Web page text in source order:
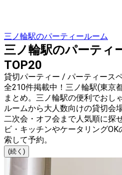
三ノ輪駅のパーティールーム
三ノ輪駅のパーティ
TOP20
貸切パーティー / パーティース
全210件掲載中！三ノ輪駅(東京
まとめ。三ノ輪駅の便利でおし
ルームから大人数向けの貸切会
二次会・オフ会まで人気順に探
ビ・キッチンやケータリング
索して予約。
(続く)